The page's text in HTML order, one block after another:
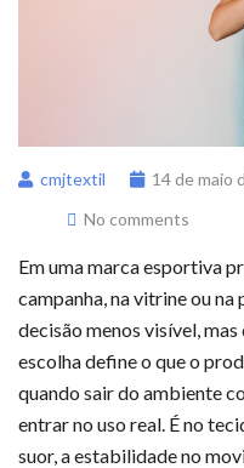
cmjtextil 14 de maio
No comments
Em uma marca esportiva
campanha, na vitrine ou na
decisão menos visível,
escolha define o que o
quando sair do ambiente
entrar no uso real. É no
suor, a estabilidade no